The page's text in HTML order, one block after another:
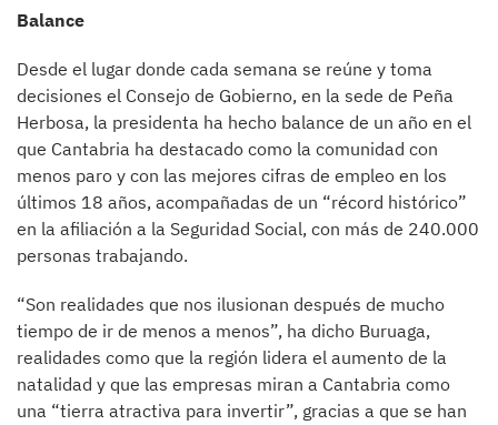
Balance
Desde el lugar donde cada semana se reúne y toma
decisiones el Consejo de Gobierno, en la sede de Peña
Herbosa, la presidenta ha hecho balance de un año en el
que Cantabria ha destacado como la comunidad con
menos paro y con las mejores cifras de empleo en los
últimos 18 años, acompañadas de un “récord histórico”
en la afiliación a la Seguridad Social, con más de 240.000
personas trabajando.
“Son realidades que nos ilusionan después de mucho
tiempo de ir de menos a menos”, ha dicho Buruaga,
realidades como que la región lidera el aumento de la
natalidad y que las empresas miran a Cantabria como
una “tierra atractiva para invertir”, gracias a que se han